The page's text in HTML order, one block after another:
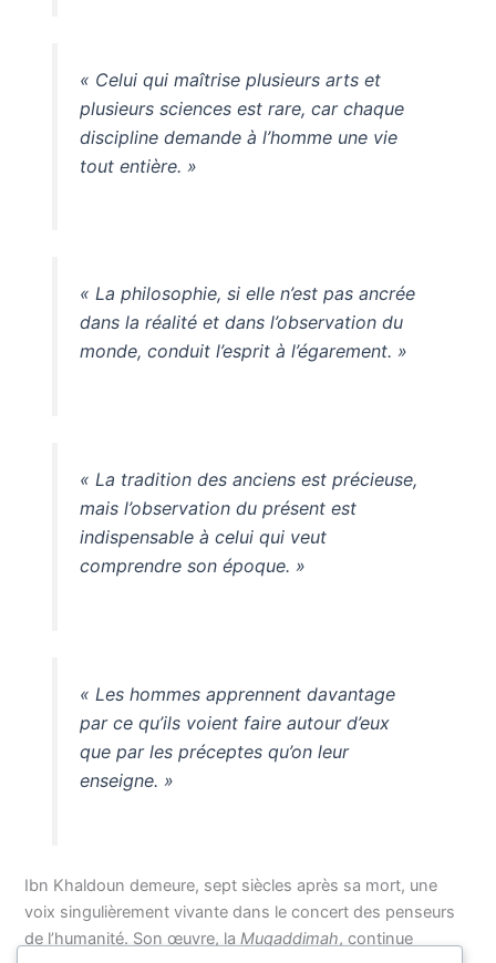
« Celui qui maîtrise plusieurs arts et
plusieurs sciences est rare, car chaque
discipline demande à l’homme une vie
tout entière. »
« La philosophie, si elle n’est pas ancrée
dans la réalité et dans l’observation du
monde, conduit l’esprit à l’égarement. »
« La tradition des anciens est précieuse,
mais l’observation du présent est
indispensable à celui qui veut
comprendre son époque. »
« Les hommes apprennent davantage
par ce qu’ils voient faire autour d’eux
que par les préceptes qu’on leur
enseigne. »
Ibn Khaldoun demeure, sept siècles après sa mort, une
voix singulièrement vivante dans le concert des penseurs
de l’humanité. Son œuvre, la Muqaddimah, continue